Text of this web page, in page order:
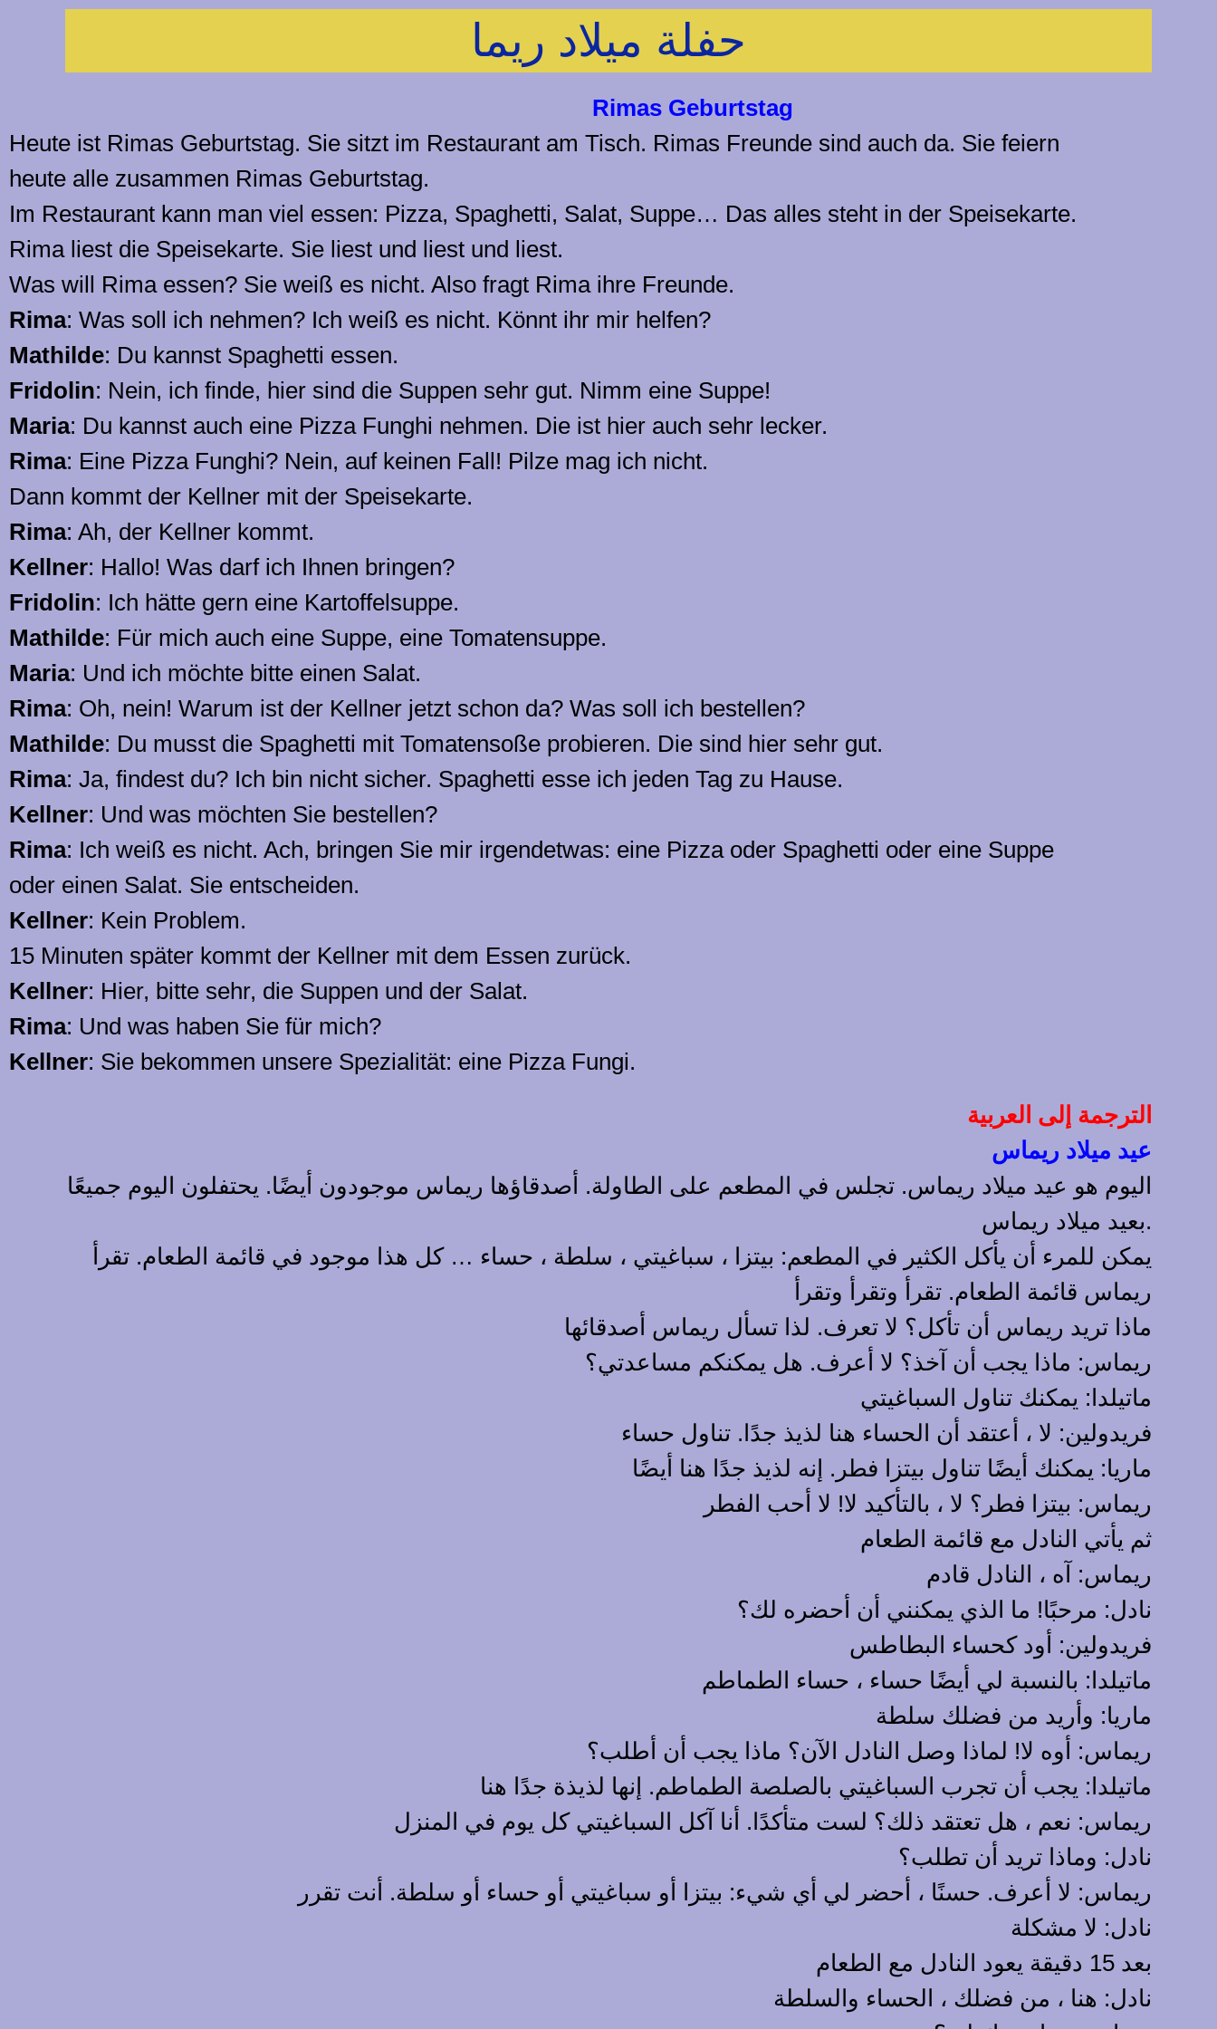
حفلة ميلاد ريما
Rimas Geburtstag
Heute ist Rimas Geburtstag. Sie sitzt im Restaurant am Tisch. Rimas Freunde sind auch da. Sie feiern
heute alle zusammen Rimas Geburtstag.
Im Restaurant kann man viel essen: Pizza, Spaghetti, Salat, Suppe… Das alles steht in der Speisekarte.
Rima liest die Speisekarte. Sie liest und liest und liest.
Was will Rima essen? Sie weiß es nicht. Also fragt Rima ihre Freunde.
Rima: Was soll ich nehmen? Ich weiß es nicht. Könnt ihr mir helfen?
Mathilde: Du kannst Spaghetti essen.
Fridolin: Nein, ich finde, hier sind die Suppen sehr gut. Nimm eine Suppe!
Maria: Du kannst auch eine Pizza Funghi nehmen. Die ist hier auch sehr lecker.
Rima: Eine Pizza Funghi? Nein, auf keinen Fall! Pilze mag ich nicht.
Dann kommt der Kellner mit der Speisekarte.
Rima: Ah, der Kellner kommt.
Kellner: Hallo! Was darf ich Ihnen bringen?
Fridolin: Ich hätte gern eine Kartoffelsuppe.
Mathilde: Für mich auch eine Suppe, eine Tomatensuppe.
Maria: Und ich möchte bitte einen Salat.
Rima: Oh, nein! Warum ist der Kellner jetzt schon da? Was soll ich bestellen?
Mathilde: Du musst die Spaghetti mit Tomatensoße probieren. Die sind hier sehr gut.
Rima: Ja, findest du? Ich bin nicht sicher. Spaghetti esse ich jeden Tag zu Hause.
Kellner: Und was möchten Sie bestellen?
Rima: Ich weiß es nicht. Ach, bringen Sie mir irgendetwas: eine Pizza oder Spaghetti oder eine Suppe
oder einen Salat. Sie entscheiden.
Kellner: Kein Problem.
15 Minuten später kommt der Kellner mit dem Essen zurück.
Kellner: Hier, bitte sehr, die Suppen und der Salat.
Rima: Und was haben Sie für mich?
Kellner: Sie bekommen unsere Spezialität: eine Pizza Fungi.
الترجمة إلى العربية
عيد ميلاد ريماس
اليوم هو عيد ميلاد ريماس. تجلس في المطعم على الطاولة. أصدقاؤها ريماس موجودون أيضًا. يحتفلون اليوم جميعًا
بعيد ميلاد ريماس.
يمكن للمرء أن يأكل الكثير في المطعم: بيتزا ، سباغيتي ، سلطة ، حساء … كل هذا موجود في قائمة الطعام. تقرأ
ريماس قائمة الطعام. تقرأ وتقرأ وتقرأ
ماذا تريد ريماس أن تأكل؟ لا تعرف. لذا تسأل ريماس أصدقائها
ريماس: ماذا يجب أن آخذ؟ لا أعرف. هل يمكنكم مساعدتي؟
ماتيلدا: يمكنك تناول السباغيتي
فريدولين: لا ، أعتقد أن الحساء هنا لذيذ جدًا. تناول حساء
ماريا: يمكنك أيضًا تناول بيتزا فطر. إنه لذيذ جدًا هنا أيضًا
ريماس: بيتزا فطر؟ لا ، بالتأكيد لا! لا أحب الفطر
ثم يأتي النادل مع قائمة الطعام
ريماس: آه ، النادل قادم
نادل: مرحبًا! ما الذي يمكنني أن أحضره لك؟
فريدولين: أود كحساء البطاطس
ماتيلدا: بالنسبة لي أيضًا حساء ، حساء الطماطم
ماريا: وأريد من فضلك سلطة
ريماس: أوه لا! لماذا وصل النادل الآن؟ ماذا يجب أن أطلب؟
ماتيلدا: يجب أن تجرب السباغيتي بالصلصة الطماطم. إنها لذيذة جدًا هنا
ريماس: نعم ، هل تعتقد ذلك؟ لست متأكدًا. أنا آكل السباغيتي كل يوم في المنزل
نادل: وماذا تريد أن تطلب؟
ريماس: لا أعرف. حسنًا ، أحضر لي أي شيء: بيتزا أو سباغيتي أو حساء أو سلطة. أنت تقرر
نادل: لا مشكلة
بعد 15 دقيقة يعود النادل مع الطعام
نادل: هنا ، من فضلك ، الحساء والسلطة